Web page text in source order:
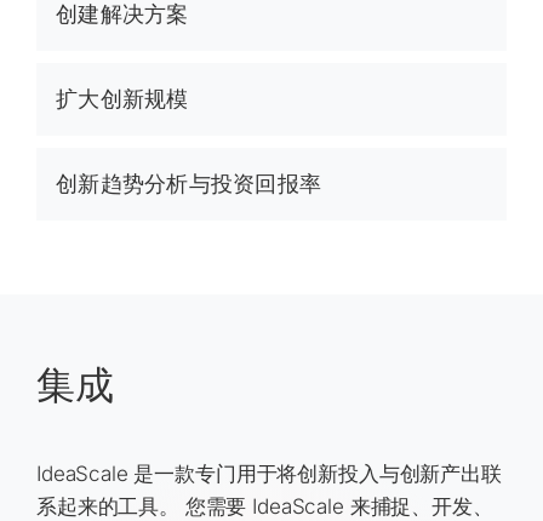
创建解决方案
扩大创新规模
创新趋势分析与投资回报率
集成
IdeaScale 是一款专门用于将创新投入与创新产出联
系起来的工具。 您需要 IdeaScale 来捕捉、开发、